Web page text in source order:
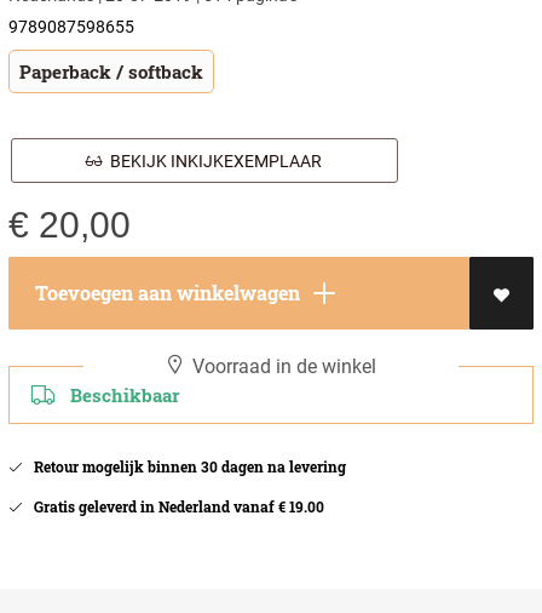
9789087598655
Paperback / softback
BEKIJK INKIJKEXEMPLAAR
€ 20,00
Toevoegen aan winkelwagen
Voorraad in de winkel
Beschikbaar
Retour mogelijk binnen 30 dagen na levering
Gratis geleverd in Nederland vanaf € 19.00